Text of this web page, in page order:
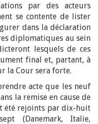
par des acteurs
se contente de lister
dans la déclaration
diplomatiques au sein
lesquels de ces
final et, partant, à
la Cour sera forte.
acte que les neuf
la remise en cause de
été rejoints par dix-huit
(Danemark, Italie,